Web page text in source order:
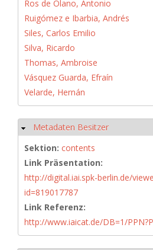
Ros de Olano, Antonio
Ruigómez e Ibarbia, Andrés
Siles, Carlos Emilio
Silva, Ricardo
Thomas, Ambroise
Vásquez Guarda, Efraín
Velarde, Hernán
Ausblenden
Metadaten Besitzer
Sektion: contents
Link Präsentation:
http://digital.iai.spk-berlin.de/
id=819017787
Link Referenz:
http://www.iaicat.de/DB=1/